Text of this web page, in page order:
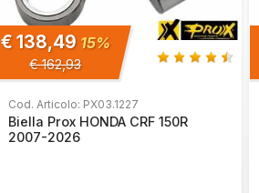
€ 138,49 15%
€ 162,93
Cod. Articolo: PX03.1227
Biella Prox HONDA CRF 150R
2007-2026